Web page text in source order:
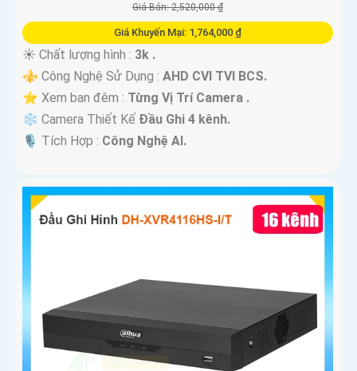
Giá Bán: 2,520,000 ₫
Giá Khuyến Mại: 1,764,000 ₫
☀️ Chất lượng hình : 3k .
⚜️ Công Nghệ Sử Dụng : AHD CVI TVI BCS.
⭐ Xem ban đêm : Từng Vị Trí Camera .
❄ Camera Thiết Kế Đầu Ghi 4 kênh.
️🎙 Tích Hợp : Công Nghệ AI.